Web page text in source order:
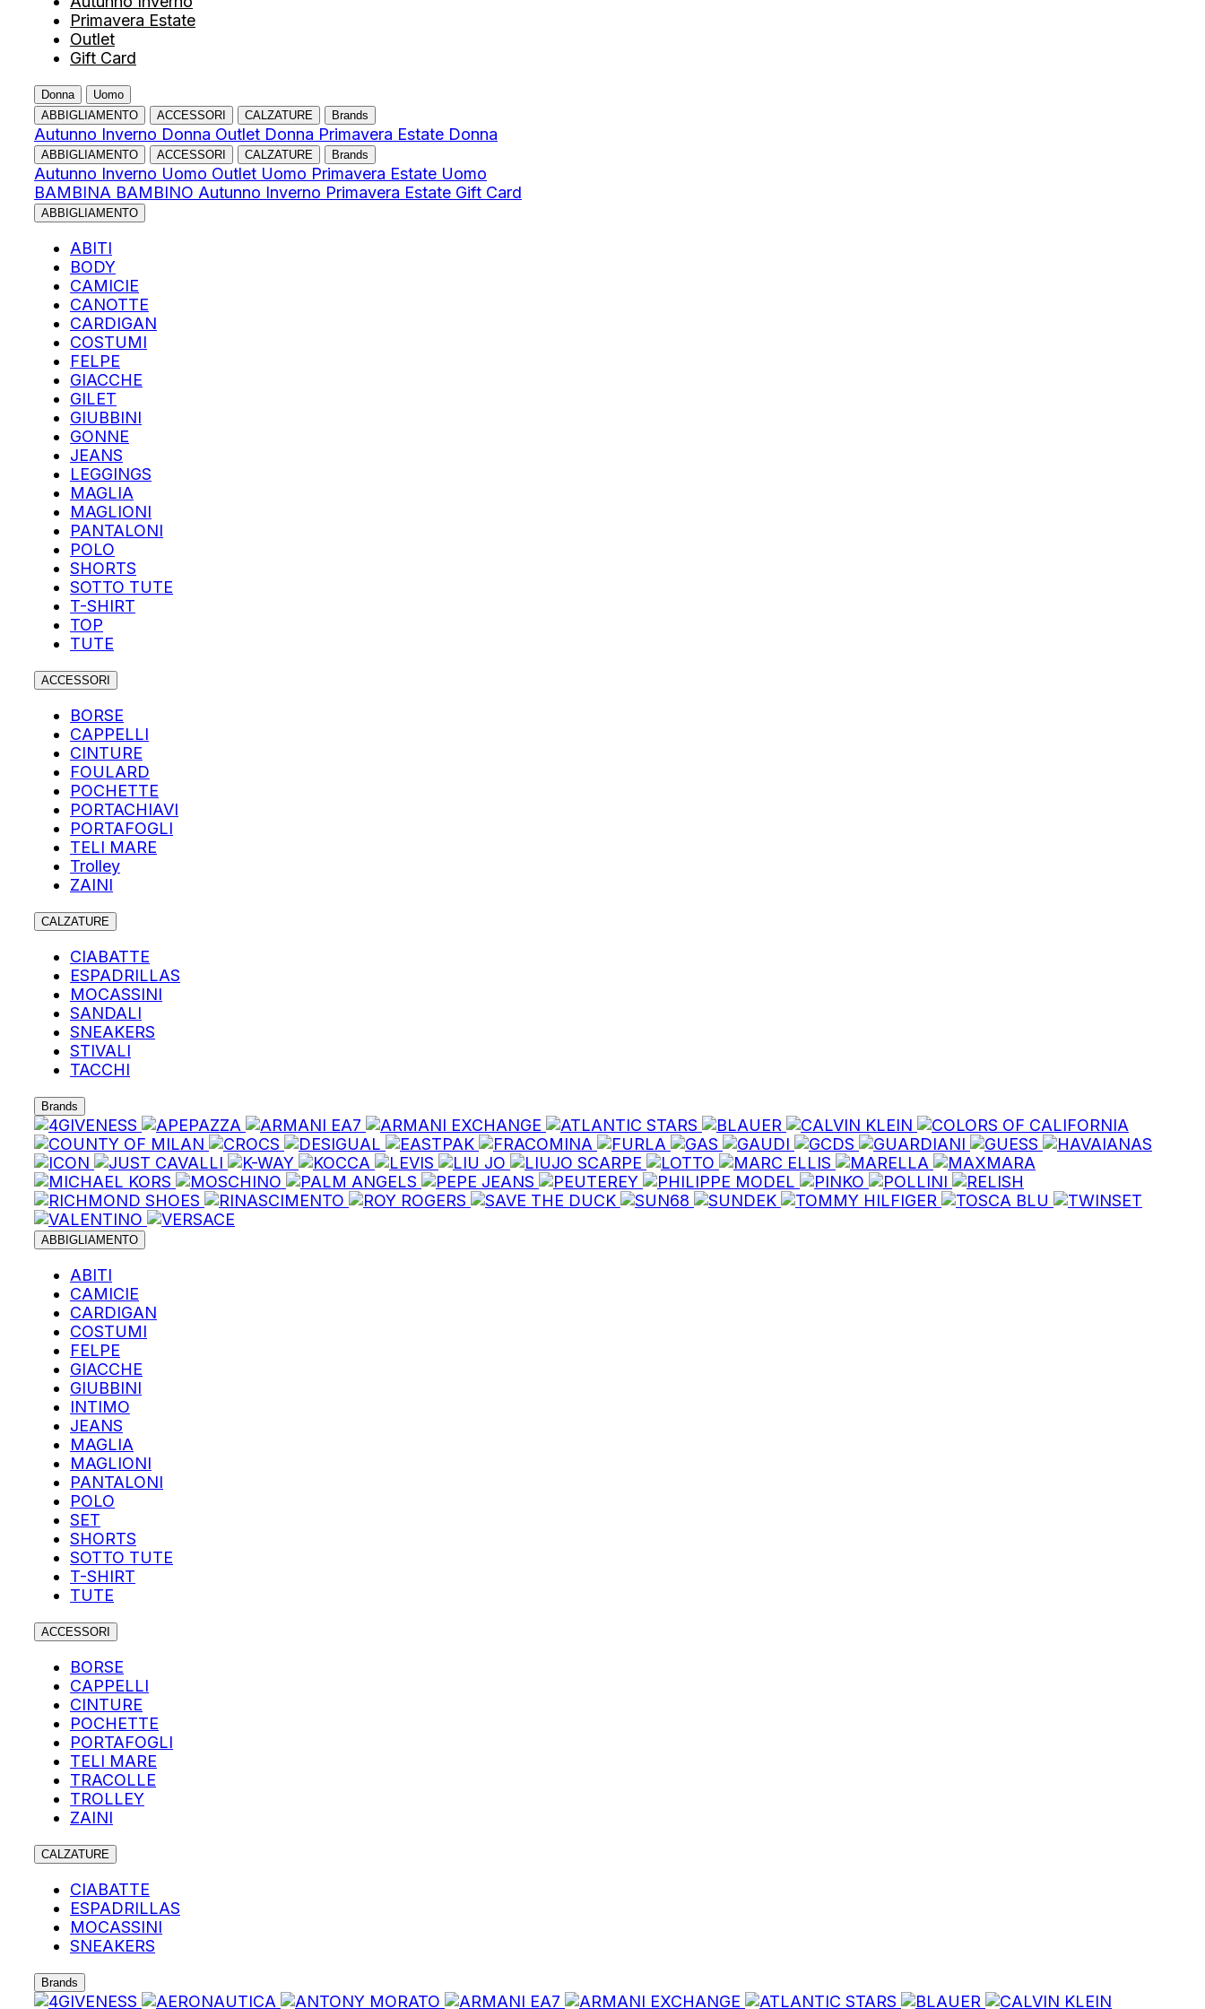
Primavera Estate
Outlet
Gift Card
Donna
Uomo
ABBIGLIAMENTO
ACCESSORI CALZATURE Brands
Autunno Inverno Donna Outlet Donna Primavera Estate Donna
ABBIGLIAMENTO ACCESSORI CALZATURE Brands
Autunno Inverno Uomo Outlet Uomo Primavera Estate Uomo
BAMBINA BAMBINO Autunno Inverno Primavera Estate Gift Card
ABBIGLIAMENTO
ABITI
BODY
CAMICIE
CANOTTE
CARDIGAN
COSTUMI
FELPE
GIACCHE
GILET
GIUBBINI
GONNE
JEANS
LEGGINGS
MAGLIA
MAGLIONI
PANTALONI
POLO
SHORTS
SOTTO TUTE
T-SHIRT
TOP
TUTE
ACCESSORI
BORSE
CAPPELLI
CINTURE
FOULARD
POCHETTE
PORTACHIAVI
PORTAFOGLI
TELI MARE
Trolley
ZAINI
CALZATURE
CIABATTE
ESPADRILLAS
MOCASSINI
SANDALI
SNEAKERS
STIVALI
TACCHI
Brands
ABBIGLIAMENTO
ABITI
CAMICIE
CARDIGAN
COSTUMI
FELPE
GIACCHE
GIUBBINI
INTIMO
JEANS
MAGLIA
MAGLIONI
PANTALONI
POLO
SET
SHORTS
SOTTO TUTE
T-SHIRT
TUTE
ACCESSORI
BORSE
CAPPELLI
CINTURE
POCHETTE
PORTAFOGLI
TELI MARE
TRACOLLE
TROLLEY
ZAINI
CALZATURE
CIABATTE
ESPADRILLAS
MOCASSINI
SNEAKERS
Brands